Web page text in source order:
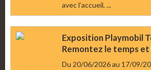
avec l’accueil, ...
Exposition Playmobil
Remontez le temps et
Du 20/06/2026au 17/09/